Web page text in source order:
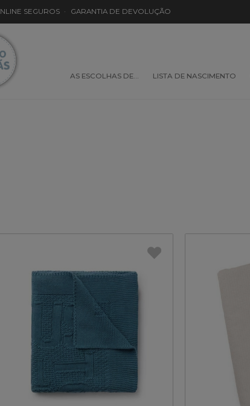
SEGUROS · GARANTIA DE DEVOLUÇÃO
AS ESCOLHAS DE… LISTA DE NASCIMENTO